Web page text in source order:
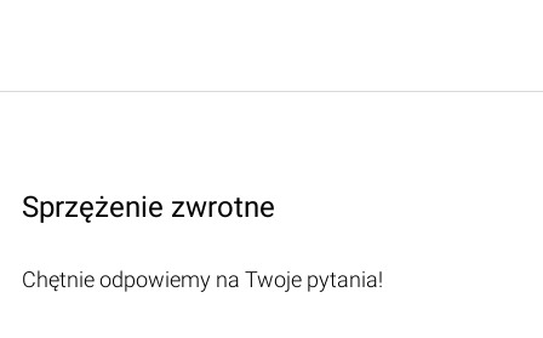
Sprzężenie zwrotne
Chętnie odpowiemy na Twoje pytania!